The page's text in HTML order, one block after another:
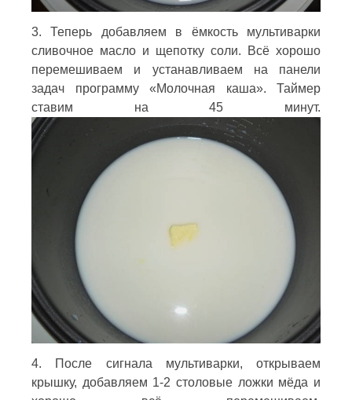
3. Теперь добавляем в ёмкость мультиварки
сливочное масло и щепотку соли. Всё хорошо
перемешиваем и устанавливаем на панели
задач программу «Молочная каша». Таймер
ставим на 45 минут.
4. После сигнала мультиварки, открываем
крышку, добавляем 1-2 столовые ложки мёда и